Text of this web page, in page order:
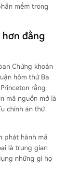
tổ chức trung
phù hợp khi
dẫn cho thấy
cấp quyền tr
pháp lý tru
phát biểu của
SEC (nơi coi c
hạn), cho thấ
các ranh g
phi tập tr
mềm trong
hơn đằng
Chứng khoán
hôm thứ Ba
rằng
mã nguồn mở là
chính án thứ
phát hành mã
là trung gian
những gì họ